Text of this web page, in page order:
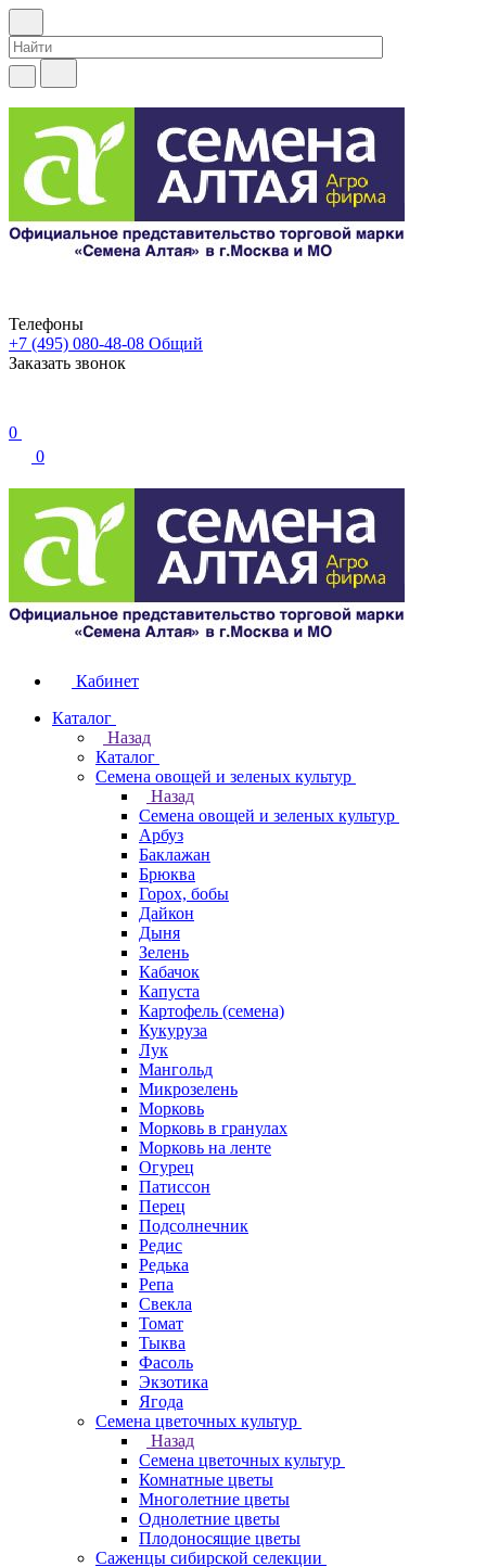
Телефоны
+7 (495) 080-48-08 Общий
Заказать звонок
0
0
Кабинет
Каталог
Назад
Каталог
Семена овощей и зеленых культур
Назад
Семена овощей и зеленых культур
Арбуз
Баклажан
Брюква
Горох, бобы
Дайкон
Дыня
Зелень
Кабачок
Капуста
Картофель (семена)
Кукуруза
Лук
Мангольд
Микрозелень
Морковь
Морковь в гранулах
Морковь на ленте
Огурец
Патиссон
Перец
Подсолнечник
Редис
Редька
Репа
Свекла
Томат
Тыква
Фасоль
Экзотика
Ягода
Семена цветочных культур
Назад
Семена цветочных культур
Комнатные цветы
Многолетние цветы
Однолетние цветы
Плодоносящие цветы
Саженцы сибирской селекции